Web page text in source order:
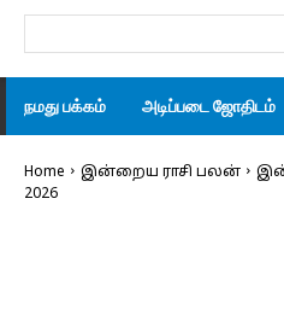
நமது பக்கம் அடிப்படை ஜோதிடம்
Home இன்றைய ராசி பலன்
2026